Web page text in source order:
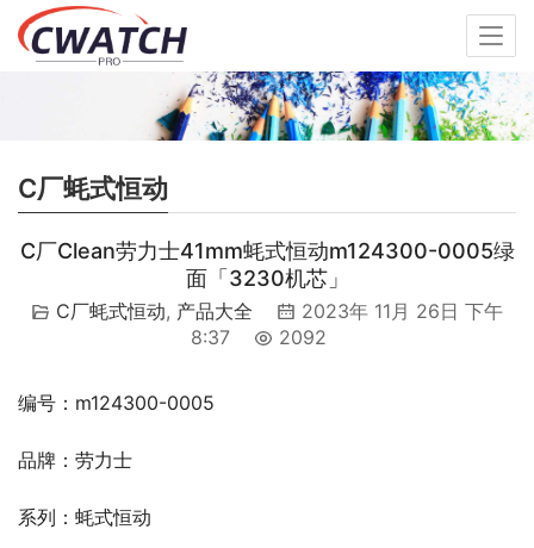
C厂蚝式恒动
C厂Clean劳力士41mm蚝式恒动m124300-0005绿
面「3230机芯」
C厂蚝式恒动, 产品大全
2023年 11月 26日 下午
8:37
2092
编号：m124300-0005
品牌：劳力士
系列：蚝式恒动